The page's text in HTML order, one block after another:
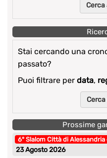
Stai cercando una
passato?
Puoi filtrare per data,
Prossime
6° Slalom Città di Alessandria
23 Agosto 2026